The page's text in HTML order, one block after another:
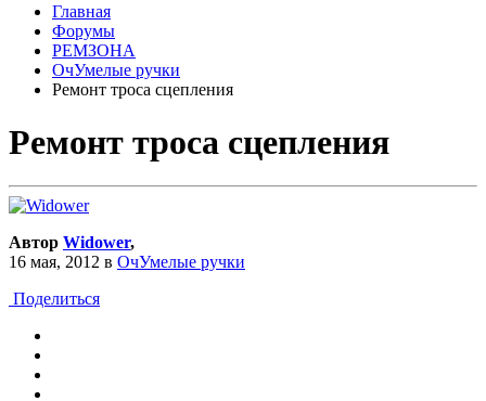
Главная
Форумы
РЕМЗОНА
ОчУмелые ручки
Ремонт троса сцепления
Ремонт троса сцепления
Автор Widower,
16 мая, 2012 в ОчУмелые ручки
Поделиться